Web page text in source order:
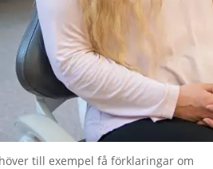
till exempel få förklaringar om